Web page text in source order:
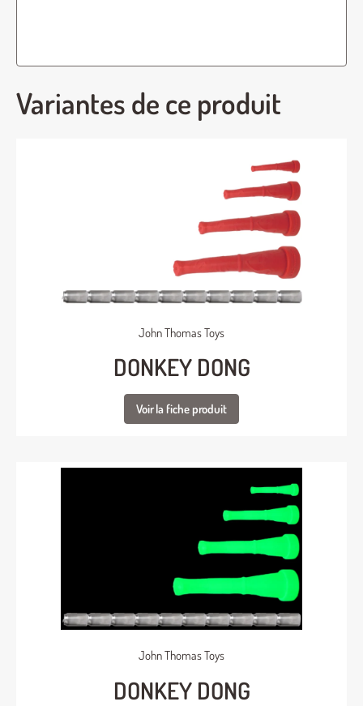
Variantes de ce produit
John Thomas Toys
DONKEY DONG
Voir la fiche produit
John Thomas Toys
DONKEY DONG